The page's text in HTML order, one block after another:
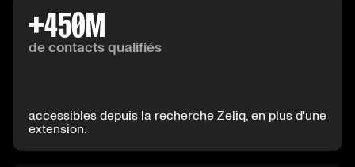
+450 M
de contacts qualifiés
accessibles depuis la recherche Zeliq, en plus d'une
extension.